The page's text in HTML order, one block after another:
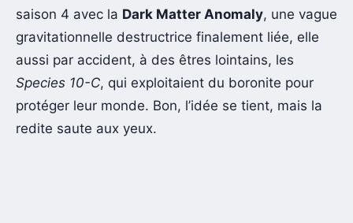
saison 4 avec la Dark Matter Anomaly, une vague
gravitationnelle destructrice finalement liée, elle
aussi par accident, à des êtres lointains, les
Species 10-C, qui exploitaient du boronite pour
protéger leur monde. Bon, l’idée se tient, mais la
redite saute aux yeux.